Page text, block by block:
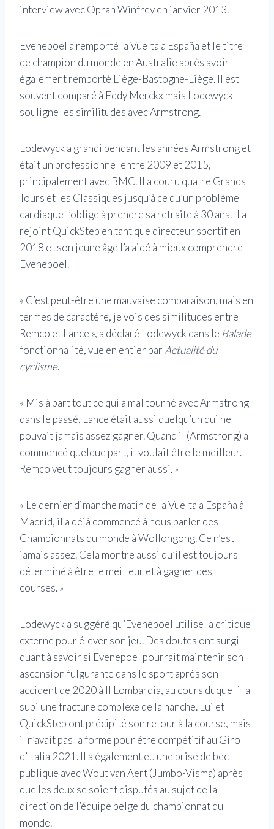
interview avec Oprah Winfrey en janvier 2013.
Evenepoel a remporté la Vuelta a España et le titre
de champion du monde en Australie après avoir
également remporté Liège-Bastogne-Liège. Il est
souvent comparé à Eddy Merckx mais Lodewyck
souligne les similitudes avec Armstrong.
Lodewyck a grandi pendant les années Armstrong et
était un professionnel entre 2009 et 2015,
principalement avec BMC. Il a couru quatre Grands
Tours et les Classiques jusqu’à ce qu’un problème
cardiaque l’oblige à prendre sa retraite à 30 ans. Il a
rejoint QuickStep en tant que directeur sportif en
2018 et son jeune âge l’a aidé à mieux comprendre
Evenepoel.
« C’est peut-être une mauvaise comparaison, mais en
termes de caractère, je vois des similitudes entre
Remco et Lance », a déclaré Lodewyck dans le Balade
fonctionnalité, vue en entier par Actualité du
cyclisme.
« Mis à part tout ce qui a mal tourné avec Armstrong
dans le passé, Lance était aussi quelqu’un qui ne
pouvait jamais assez gagner. Quand il (Armstrong) a
commencé quelque part, il voulait être le meilleur.
Remco veut toujours gagner aussi. »
« Le dernier dimanche matin de la Vuelta a España à
Madrid, il a déjà commencé à nous parler des
Championnats du monde à Wollongong. Ce n’est
jamais assez. Cela montre aussi qu’il est toujours
déterminé à être le meilleur et à gagner des
courses. »
Lodewyck a suggéré qu’Evenepoel utilise la critique
externe pour élever son jeu. Des doutes ont surgi
quant à savoir si Evenepoel pourrait maintenir son
ascension fulgurante dans le sport après son
accident de 2020 à Il Lombardia, au cours duquel il a
subi une fracture complexe de la hanche. Lui et
QuickStep ont précipité son retour à la course, mais
il n’avait pas la forme pour être compétitif au Giro
d’Italia 2021. Il a également eu une prise de bec
publique avec Wout van Aert (Jumbo-Visma) après
que les deux se soient disputés au sujet de la
direction de l’équipe belge du championnat du
monde.